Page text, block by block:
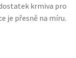
krmiva pro
je přesně na míru.